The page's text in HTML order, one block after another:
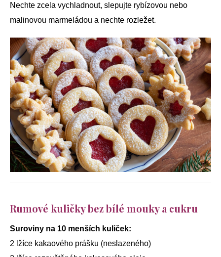
Nechte zcela vychladnout, slepujte rybízovou nebo
malinovou marmeládou a nechte rozležet.
Rumové kuličky bez bílé mouky a cukru
Suroviny na 10 menších kuliček:
2 lžíce kakaového prášku (neslazeného)